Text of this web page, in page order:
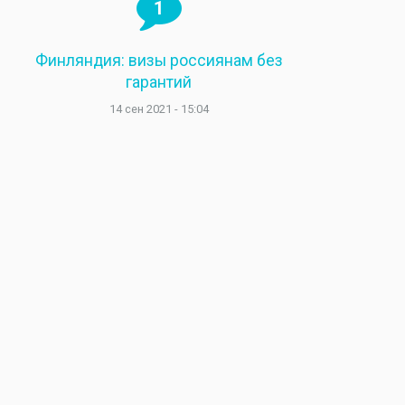
1
Финляндия: визы россиянам без
гарантий
14 сен 2021 - 15:04